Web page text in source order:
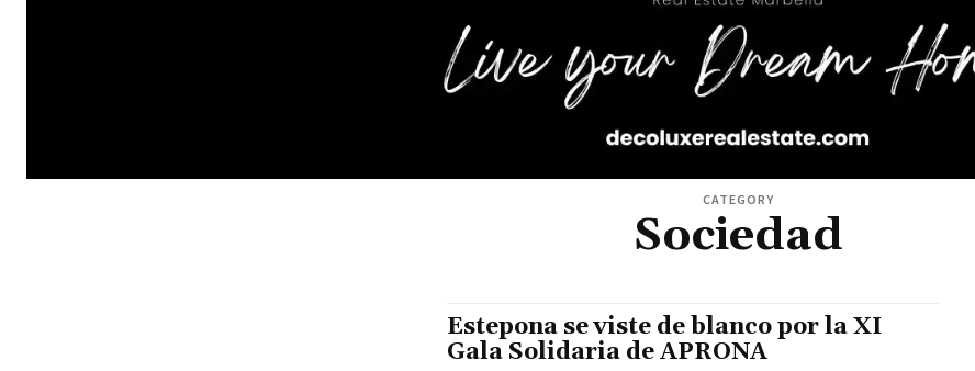
CATEGORY
Sociedad
Estepona se viste de blanco por la XI
Gala Solidaria de APRONA